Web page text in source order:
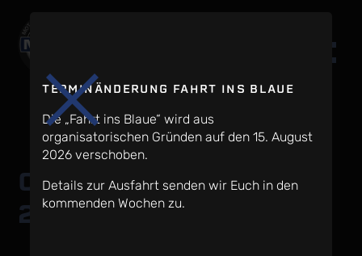
Oldtimer-Picknick
2021
TERMINÄNDERUNG FAHRT INS BLAUE
Die „Fahrt ins Blaue“ wird aus
organisatorischen Gründen auf den 15. August
2026 verschoben.
Details zur Ausfahrt senden wir Euch in den
kommenden Wochen zu.